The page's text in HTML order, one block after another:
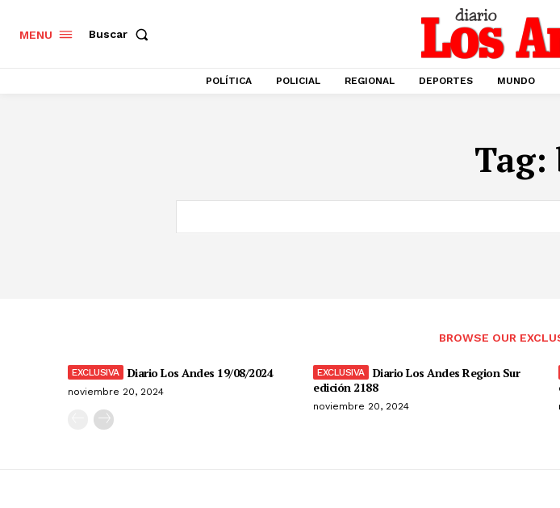
MENU Buscar
POLÍTICA POLICIAL REGIONAL DEPORTES MUNDO
Tag:
BROWSE OUR
Diario Los Andes 19/08/2024
noviembre 20, 2024
Diario Los Andes Region Sur
edición 2188
noviembre 20, 2024